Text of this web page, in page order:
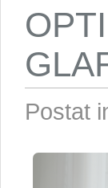
Postat